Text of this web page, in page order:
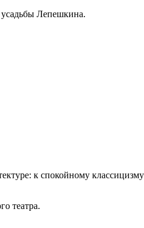
усадьбы Лепешкина.
к спокойному
театра.